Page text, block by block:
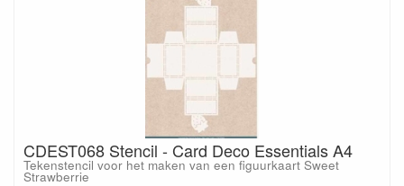
CDEST068 Stencil - Card Deco Essentials A4
Tekenstencil voor het maken van een figuurkaart Sweet
Strawberrie